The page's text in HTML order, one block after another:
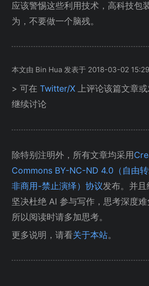
应该警惕这些利用技术，高科技包
为，不要做一个脑残。
本文由 Bin Hua 发表于 2018-03-02
> 可在 Twitter/X 上评论该篇文章或
继续讨论
除特别注明外，所有文章均采用
Commons BY-NC-ND 4.0（自由
非商用-禁止演绎）协议发布。并且
坚决杜绝 AI 参与写作，思考深度难
所以阅读时请多加思考。
更多说明，请看关于本站。